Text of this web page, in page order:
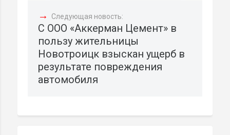
→ Следующая новость:
С ООО «Аккерман Цемент» в
пользу жительницы
Новотроицк взыскан ущерб в
результате повреждения
автомобиля